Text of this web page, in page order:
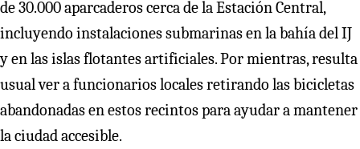
de 30.000 aparcaderos cerca de la Estación Central,
incluyendo instalaciones submarinas en la bahía del IJ
y en las islas flotantes artificiales. Por mientras, resulta
usual ver a funcionarios locales retirando las bicicletas
abandonadas en estos recintos para ayudar a mantener
la ciudad accesible.